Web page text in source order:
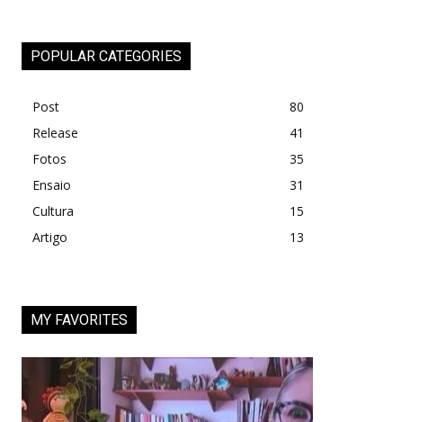
POPULAR CATEGORIES
Post
80
Release
41
Fotos
35
Ensaio
31
Cultura
15
Artigo
13
MY FAVORITES